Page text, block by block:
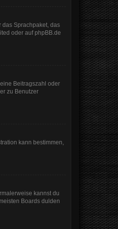
das Sprachpaket, das
oder auf phpBB.de
Beitragszahl oder
zu Benutzer
kann bestimmen,
kannst du
Boards dulden